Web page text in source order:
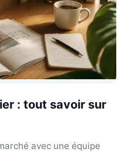
: tout savoir sur
avec une équipe